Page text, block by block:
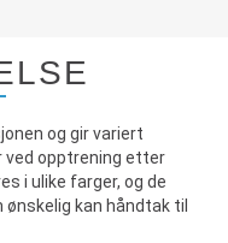
og gir variert
ved opptrening etter
i ulike farger, og de
kan håndtak til